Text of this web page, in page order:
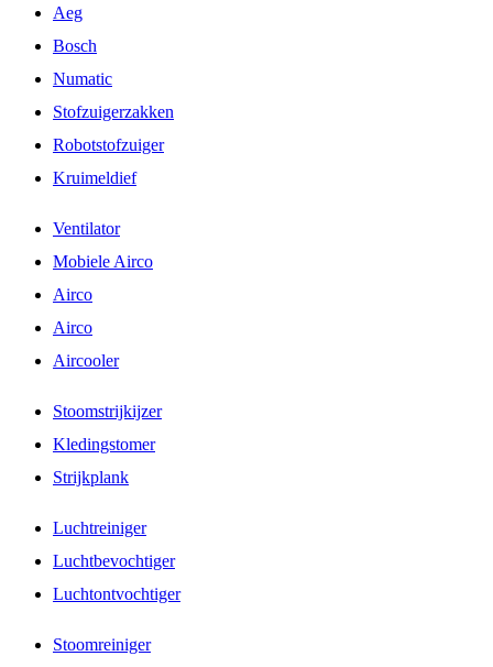
Aeg
Bosch
Numatic
Stofzuigerzakken
Robotstofzuiger
Kruimeldief
Ventilator
Mobiele Airco
Airco
Airco
Aircooler
Stoomstrijkijzer
Kledingstomer
Strijkplank
Luchtreiniger
Luchtbevochtiger
Luchtontvochtiger
Stoomreiniger